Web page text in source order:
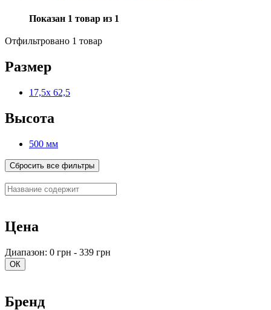
Показан 1 товар из 1
Отфильтровано 1 товар
Размер
17,5х 62,5
Высота
500 мм
Сбросить все фильтры
Цена
Диапазон: 0 грн - 339 грн
ОК
Бренд